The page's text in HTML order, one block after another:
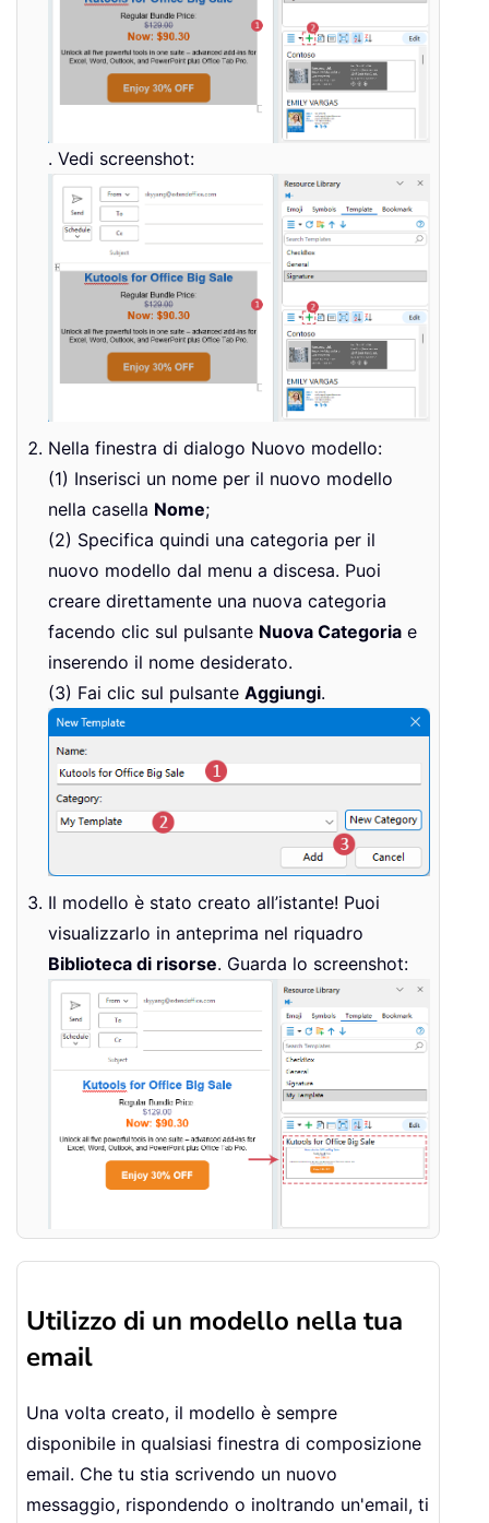
. Vedi screenshot:
Nella finestra di dialogo Nuovo modello:
(1) Inserisci un nome per il nuovo modello
nella casella Nome;
(2) Specifica quindi una categoria per il
nuovo modello dal menu a discesa. Puoi
creare direttamente una nuova categoria
facendo clic sul pulsante Nuova Categoria e
inserendo il nome desiderato.
(3) Fai clic sul pulsante Aggiungi.
Il modello è stato creato all’istante! Puoi
visualizzarlo in anteprima nel riquadro
Biblioteca di risorse. Guarda lo screenshot:
Utilizzo di un modello nella tua
email
Una volta creato, il modello è sempre
disponibile in qualsiasi finestra di composizione
email. Che tu stia scrivendo un nuovo
messaggio, rispondendo o inoltrando un'email, ti